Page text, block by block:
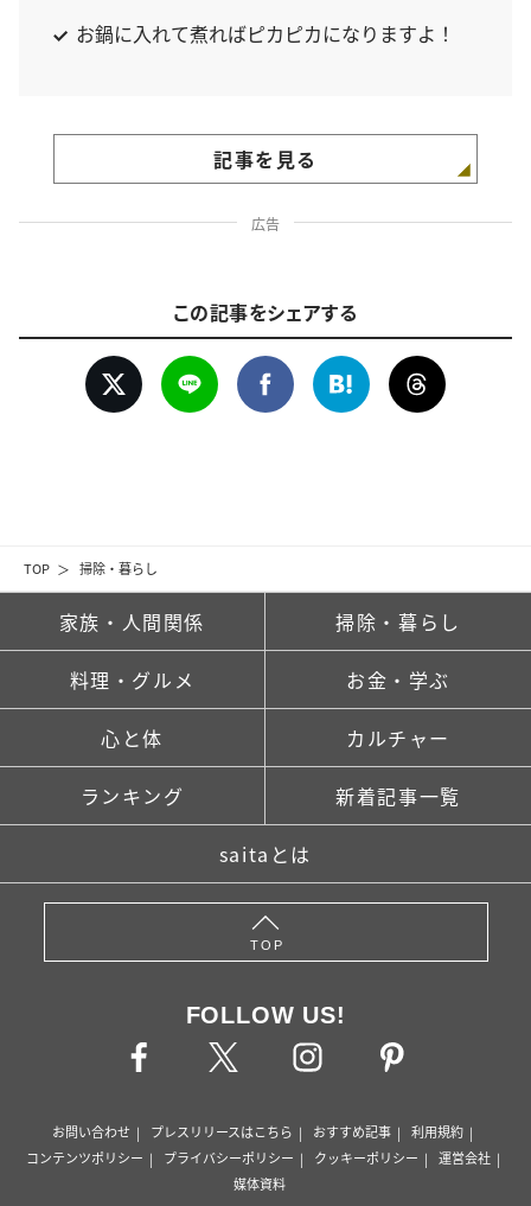
TOP 掃除・暮らし
お鍋に入れて煮ればピカピカになりますよ！
記事を見る
広告
この記事をシェアする
家族・人間関係 掃除・暮らし
料理・グルメ お金・学ぶ
心と体 カルチャー
ランキング 新着記事一覧
saitaとは
TOP
FOLLOW US!
お問い合わせ プレスリリースはこちら おすすめ記事
利用規約
コンテンツポリシー
プライバシーポリシー クッキーポリシー
運営会社
媒体資料